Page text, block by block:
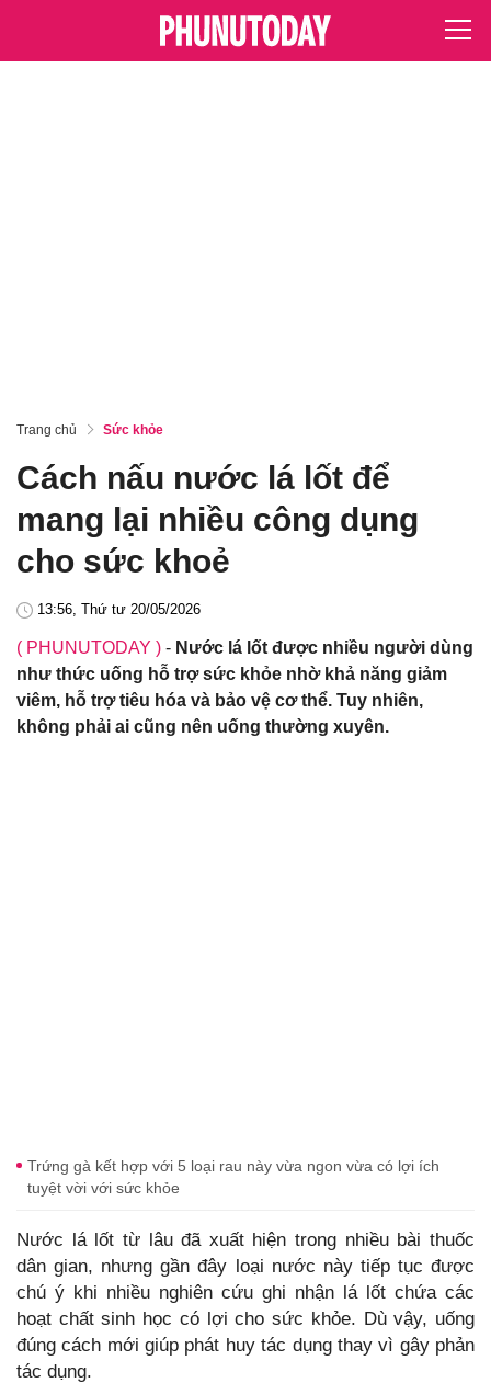
Trang chủ Sức khỏe
Cách nấu nước lá lốt để
mang lại nhiều công dụng
cho sức khoẻ
13:56, Thứ tư 20/05/2026
( PHUNUTODAY ) - Nước lá lốt được nhiều người dùng
như thức uống hỗ trợ sức khỏe nhờ khả năng giảm
viêm, hỗ trợ tiêu hóa và bảo vệ cơ thể. Tuy nhiên,
không phải ai cũng nên uống thường xuyên.
Trứng gà kết hợp với 5 loại rau này vừa ngon vừa có lợi ích
tuyệt vời với sức khỏe
Nước lá lốt từ lâu đã xuất hiện trong nhiều bài thuốc
dân gian, nhưng gần đây loại nước này tiếp tục được
chú ý khi nhiều nghiên cứu ghi nhận lá lốt chứa các
hoạt chất sinh học có lợi cho sức khỏe. Dù vậy, uống
đúng cách mới giúp phát huy tác dụng thay vì gây phản
tác dụng.